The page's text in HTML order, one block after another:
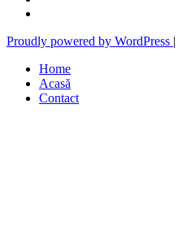
Proudly powered by WordPress |
Home
Acasă
Contact